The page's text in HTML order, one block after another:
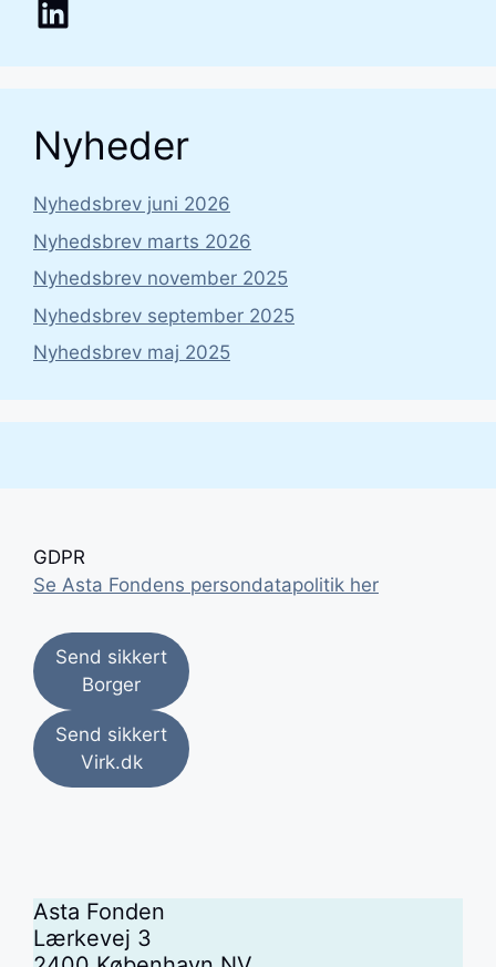
LinkedIn
Nyheder
Nyhedsbrev juni 2026
Nyhedsbrev marts 2026
Nyhedsbrev november 2025
Nyhedsbrev september 2025
Nyhedsbrev maj 2025
GDPR
Se Asta Fondens persondatapolitik her
Send sikkert
Borger
Send sikkert
Virk.dk
Asta Fonden
Lærkevej 3